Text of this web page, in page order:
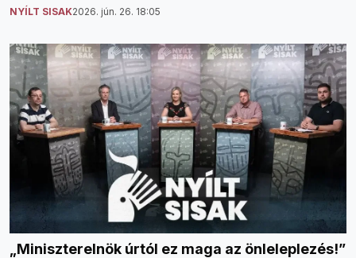
NYÍLT SISAK2026. jún. 26. 18:05
„Miniszterelnök úrtól ez maga az önleleplezés!”